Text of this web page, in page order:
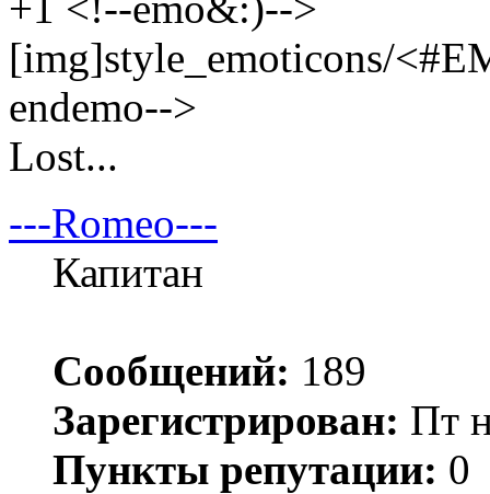
[img]style_emoticons/
endemo-->
Lost...
---Romeo---
Капитан
Сообщений: 189
Зарегистрирован: Пт
Пункты репутации: 0